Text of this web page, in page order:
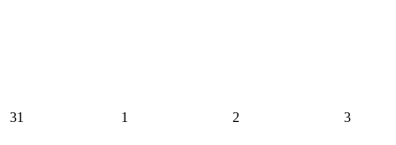
31 1 2 3